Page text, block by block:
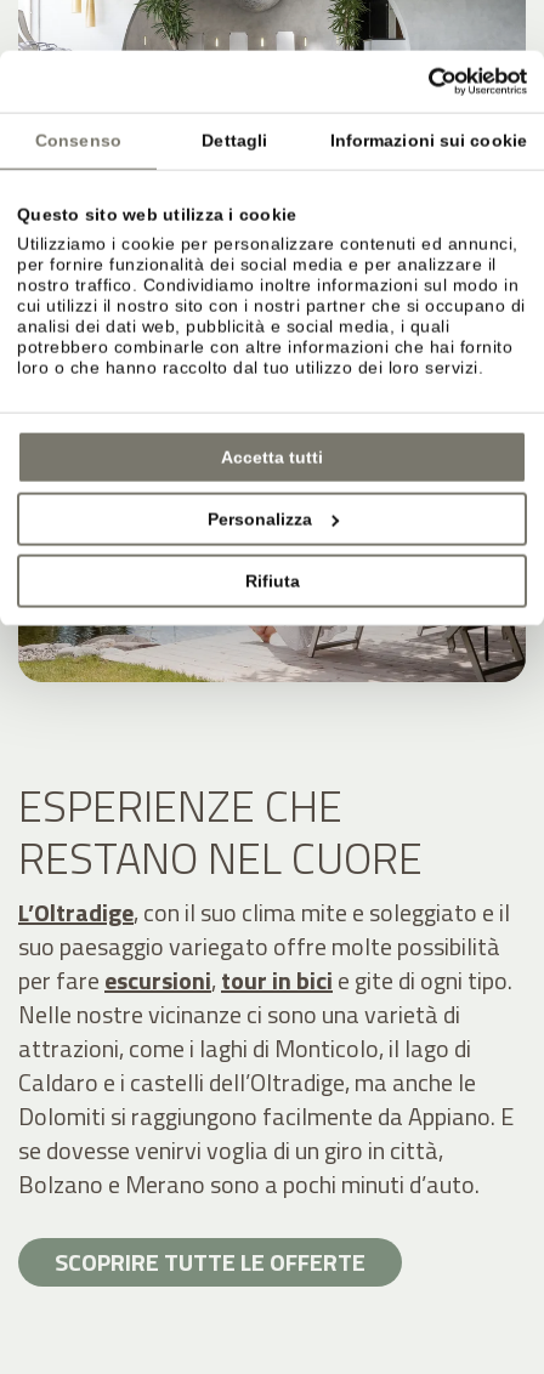
Consenso Dettagli Informazioni sui cookie
Questo sito web utilizza i cookie
Utilizziamo i cookie per personalizzare contenuti ed annunci,
per fornire funzionalità dei social media e per analizzare il
nostro traffico. Condividiamo inoltre informazioni sul modo in
cui utilizzi il nostro sito con i nostri partner che si occupano di
analisi dei dati web, pubblicità e social media, i quali
potrebbero combinarle con altre informazioni che hai fornito
loro o che hanno raccolto dal tuo utilizzo dei loro servizi.
Accetta tutti
Personalizza
Rifiuta
ESPERIENZE CHE
RESTANO NEL CUORE
L’Oltradige, con il suo clima mite e soleggiato e il
suo paesaggio variegato offre molte possibilità
per fareescursioni,tour in bicie gite di ogni tipo.
Nelle nostre vicinanze ci sono una varietà di
attrazioni, come i laghi di Monticolo, il lago di
Caldaro e i castelli dell’Oltradige, ma anche le
Dolomiti si raggiungono facilmente da Appiano. E
se dovesse venirvi voglia di un giro in città,
Bolzano e Merano sono a pochi minuti d’auto.
SCOPRIRE TUTTE LE OFFERTE